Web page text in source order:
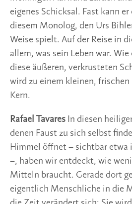
eigenes Schicksal. Fast kann
diesem Monolog, den Urs
Weise spielt. Auf der Reise in
allem, was sein Leben war.
diese äußeren, verkrusteten
wird zu einem kleinen,
Kern.
Rafael Tavares In diesen
denen Faust zu sich selbst
Himmel öffnet – sichtbar etwa
–, haben wir entdeckt, wie
Mitteln braucht. Gerade dort
eigentlich Menschliche in die